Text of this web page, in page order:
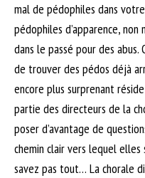
mal de pédophiles dans
pédophiles d’apparence,
dans le passé pour des abus.
de trouver des pédos déjà
encore plus surprenant
partie des directeurs de la
poser d’avantage de
chemin clair vers lequel
savez pas tout… La chorale